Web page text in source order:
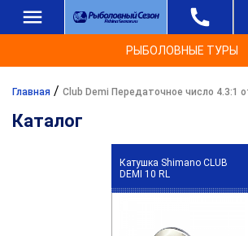
РЫБОЛОВНЫЕ ТУРЫ
Главная / Club Demi Передаточное число 4.3:1
Каталог
Катушка Shimano CLUB
DEMI 10 RL